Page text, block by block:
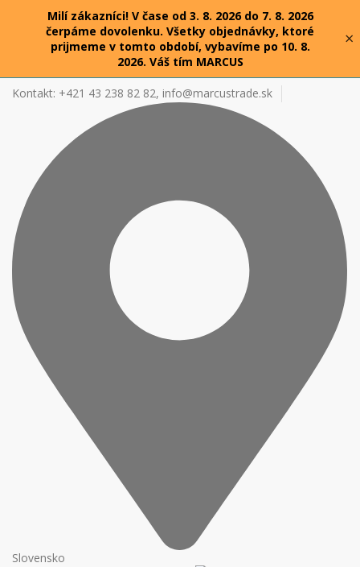
Milí zákazníci! V čase od 3. 8. 2026 do 7. 8. 2026
čerpáme dovolenku. Všetky objednávky, ktoré
prijmeme v tomto období, vybavíme po 10. 8.
2026. Váš tím MARCUS
×
Kontakt: +421 43 238 82 82, info@marcustrade.sk
Slovensko